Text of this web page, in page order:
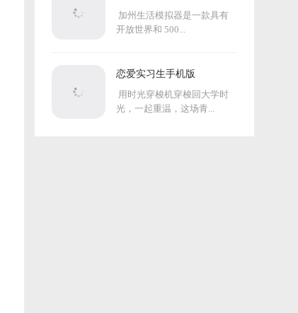
加州生活模拟器是一款具有
开放世界和 500...
恋爱实习生手机版
用时光穿梭机穿梭回大学时
光，一起重温，这场青...